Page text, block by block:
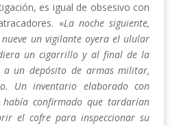
es igual de obsesivo con
«La noche siguiente,
un vigilante oyera el ulular
un cigarrillo y al final de la
un depósito de armas militar,
Un inventario elaborado con
había confirmado que tardarían
el cofre para inspeccionar su